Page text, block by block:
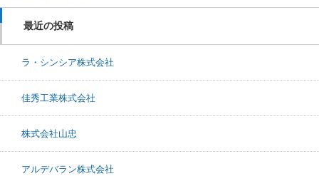
最近の投稿
ラ・シンシア株式会社
佳秀工業株式会社
株式会社山忠
アルデバラン株式会社